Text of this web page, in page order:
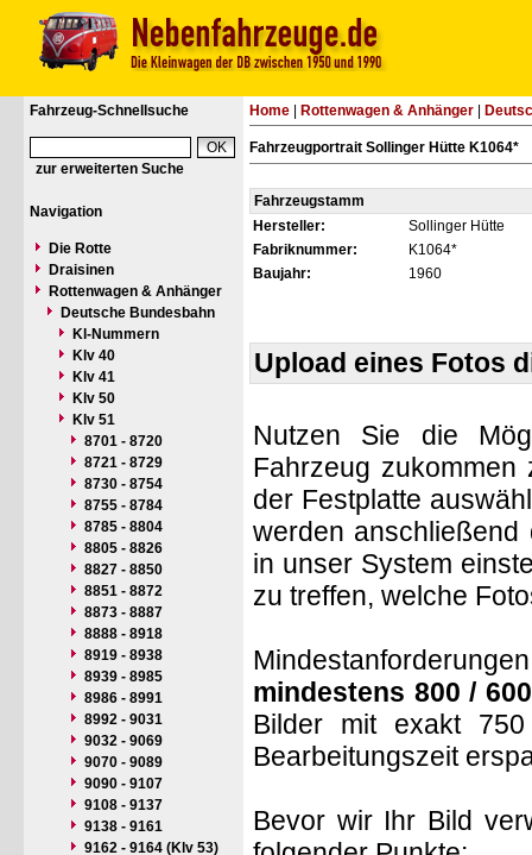
Fahrzeug-Schnellsuche
zur erweiterten Suche
Navigation
Die Rotte
Draisinen
Rottenwagen & Anhänger
Deutsche Bundesbahn
Kl-Nummern
Klv 40
Klv 41
Klv 50
Klv 51
8701 - 8720
8721 - 8729
8730 - 8754
8755 - 8784
8785 - 8804
8805 - 8826
8827 - 8850
8851 - 8872
8873 - 8887
8888 - 8918
8919 - 8938
8939 - 8985
8986 - 8991
8992 - 9031
9032 - 9069
9070 - 9089
9090 - 9107
9108 - 9137
9138 - 9161
9162 - 9164 (Klv 53)
Home Rottenwagen & Anhänger
Fahrzeugportrait Sollinger Hütte K1064*
Fahrzeugstamm
Hersteller:
Sollinger Hütte
Fabriknummer:
K1064*
Baujahr:
1960
Upload eines Fotos
Nutzen Sie die
Fahrzeug
der Festplatte
werden anschließend
in unser System
zu treffen, welche
mindestens 800 /
Bilder mit exakt
Bearbeitungszeit
Bevor wir Ihr Bild